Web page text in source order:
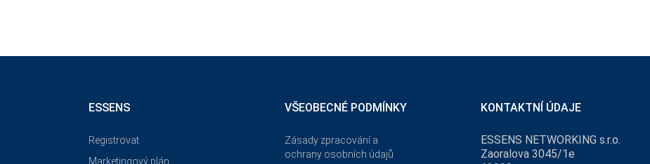
ESSENS
Registrovat
Marketingový plán
VŠEOBECNÉ PODMÍNKY
Zásady zpracování a
ochrany osobních údajů
KONTAKTNÍ ÚDAJE
ESSENS NETWORKING s.r.o.
Zaoralova 3045/1e